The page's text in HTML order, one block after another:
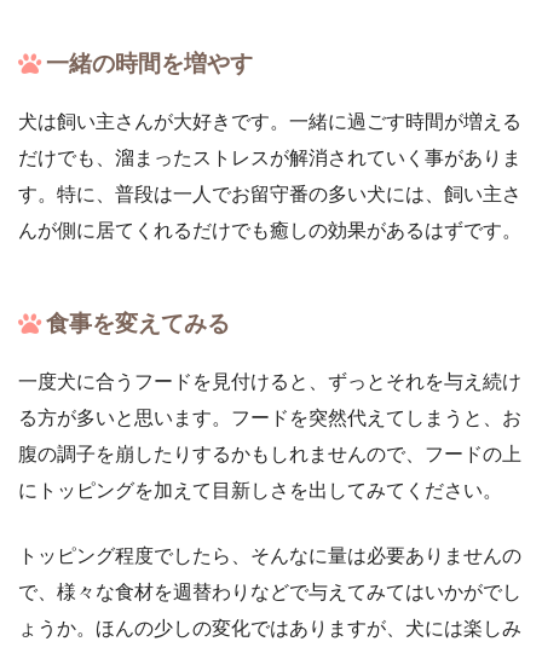
一緒の時間を増やす
犬は飼い主さんが大好きです。一緒に過ごす時間が増える
だけでも、溜まったストレスが解消されていく事がありま
す。特に、普段は一人でお留守番の多い犬には、飼い主さ
んが側に居てくれるだけでも癒しの効果があるはずです。
食事を変えてみる
一度犬に合うフードを見付けると、ずっとそれを与え続け
る方が多いと思います。フードを突然代えてしまうと、お
腹の調子を崩したりするかもしれませんので、フードの上
にトッピングを加えて目新しさを出してみてください。
トッピング程度でしたら、そんなに量は必要ありませんの
で、様々な食材を週替わりなどで与えてみてはいかがでし
ょうか。ほんの少しの変化ではありますが、犬には楽しみ